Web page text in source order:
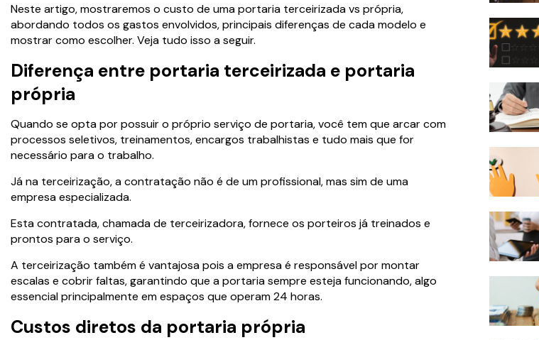
Neste artigo, mostraremos o custo de uma portaria terceirizada vs própria,
abordando todos os gastos envolvidos, principais diferenças de cada modelo e
mostrar como escolher. Veja tudo isso a seguir.
Diferença entre portaria terceirizada e portaria
própria
Quando se opta por possuir o próprio serviço de portaria, você tem que arcar com
processos seletivos, treinamentos, encargos trabalhistas e tudo mais que for
necessário para o trabalho.
Já na terceirização, a contratação não é de um profissional, mas sim de uma
empresa especializada.
Esta contratada, chamada de terceirizadora, fornece os porteiros já treinados e
prontos para o serviço.
A terceirização também é vantajosa pois a empresa é responsável por montar
escalas e cobrir faltas, garantindo que a portaria sempre esteja funcionando, algo
essencial principalmente em espaços que operam 24 horas.
Custos diretos da portaria própria